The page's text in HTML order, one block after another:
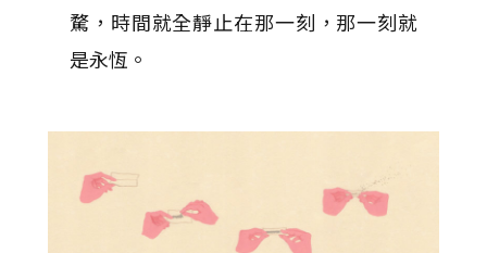
騖，時間就全靜止在那一刻，那一刻就
是永恆。